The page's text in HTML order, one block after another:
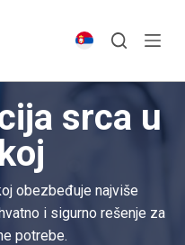
srca u
obezbeđuje najviše
i sigurno rešenje za
potrebe.